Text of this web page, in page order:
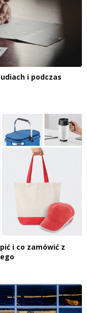
i podczas
i co zamówić z